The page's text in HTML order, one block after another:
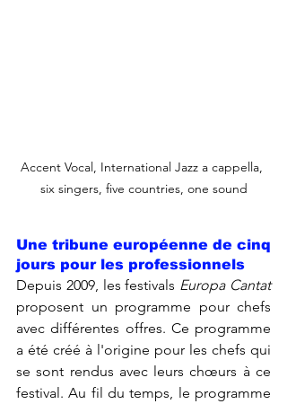
Accent Vocal, International Jazz a cappella,
six singers, five countries, one sound
Une tribune européenne de cinq
jours pour les professionnels
Depuis 2009, les festivals Europa Cantat
proposent un programme pour chefs
avec différentes offres. Ce programme
a été créé à l'origine pour les chefs qui
se sont rendus avec leurs chœurs à ce
festival. Au fil du temps, le programme